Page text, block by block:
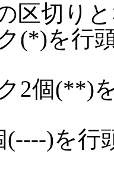
区切り
(*)を行
2個(**)
(----)を行